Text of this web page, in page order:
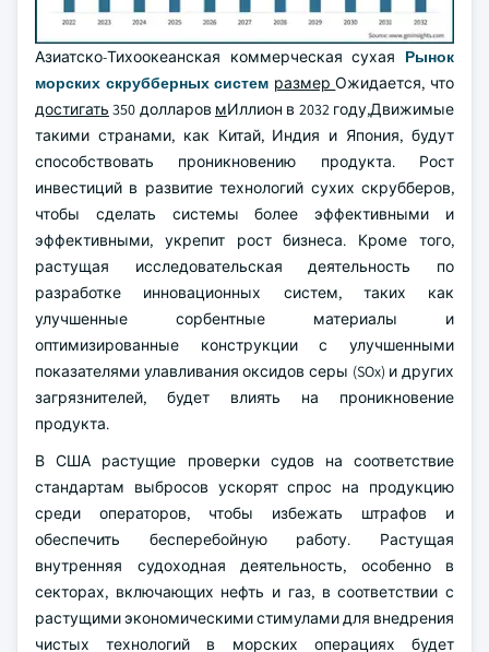
Азиатско-Тихоокеанская коммерческая сухая Рынок
морских скрубберных систем размерОжидается, что
достигать 350 долларов мИллион в 2032 году,Движимые
такими странами, как Китай, Индия и Япония, будут
способствовать проникновению продукта. Рост
инвестиций в развитие технологий сухих скрубберов,
чтобы сделать системы более эффективными и
эффективными, укрепит рост бизнеса. Кроме того,
растущая исследовательская деятельность по
разработке инновационных систем, таких как
улучшенные сорбентные материалы и
оптимизированные конструкции с улучшенными
показателями улавливания оксидов серы (SOx) и других
загрязнителей, будет влиять на проникновение
продукта.
В США растущие проверки судов на соответствие
стандартам выбросов ускорят спрос на продукцию
среди операторов, чтобы избежать штрафов и
обеспечить бесперебойную работу. Растущая
внутренняя судоходная деятельность, особенно в
секторах, включающих нефть и газ, в соответствии с
растущими экономическими стимулами для внедрения
чистых технологий в морских операциях будет